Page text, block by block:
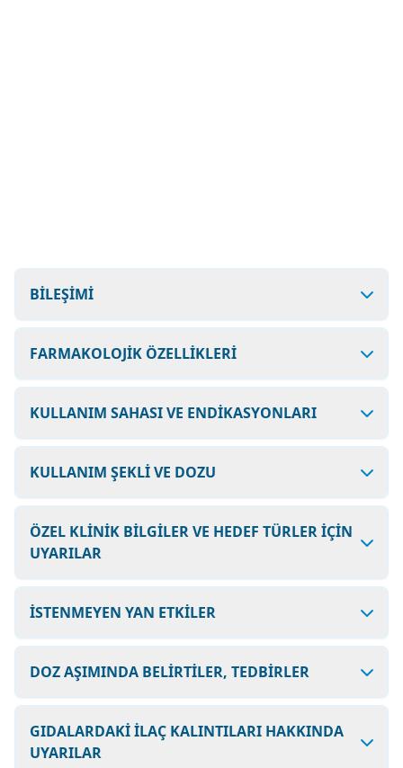
BİLEŞİMİ
FARMAKOLOJİK ÖZELLİKLERİ
KULLANIM SAHASI VE ENDİKASYONLARI
KULLANIM ŞEKLİ VE DOZU
ÖZEL KLİNİK BİLGİLER VE HEDEF TÜRLER İÇİN
UYARILAR
İSTENMEYEN YAN ETKİLER
DOZ AŞIMINDA BELİRTİLER, TEDBİRLER
GIDALARDAKİ İLAÇ KALINTILARI HAKKINDA
UYARILAR